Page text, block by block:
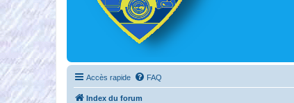
Accès rapide FAQ
Index du forum